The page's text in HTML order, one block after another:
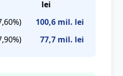
lei
100,6 mil. lei
77,7 mil. lei